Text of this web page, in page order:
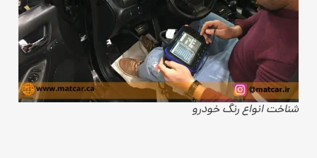
شناخت انواع رنگ خودرو